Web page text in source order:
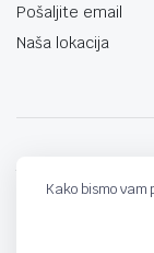
Pošaljite email
Naša lokacija
Kako bismo